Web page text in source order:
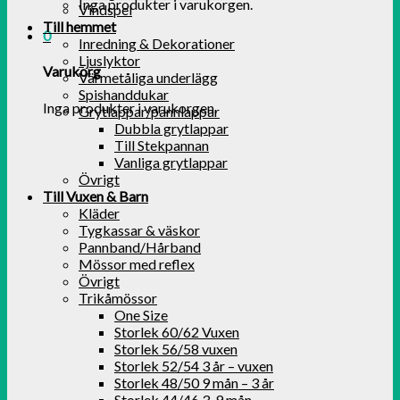
Inga produkter i varukorgen.
0
Varukorg
Inga produkter i varukorgen.
Vindspel
Till hemmet
Inredning & Dekorationer
Ljuslyktor
Värmetåliga underlägg
Spishanddukar
Grytlappar/pannlappar
Dubbla grytlappar
Till Stekpannan
Vanliga grytlappar
Övrigt
Till Vuxen & Barn
Kläder
Tygkassar & väskor
Pannband/Hårband
Mössor med reflex
Övrigt
Trikåmössor
One Size
Storlek 60/62 Vuxen
Storlek 56/58 vuxen
Storlek 52/54 3 år – vuxen
Storlek 48/50 9 mån – 3 år